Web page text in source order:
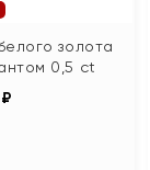
золота
0,5 ct